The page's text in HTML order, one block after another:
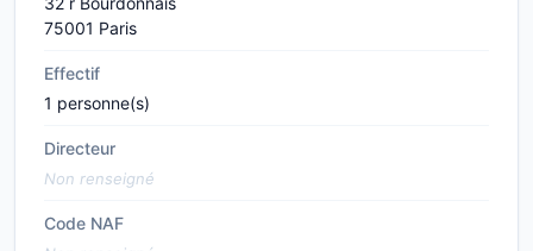
75001 Paris
Effectif
1 personne(s)
Directeur
Non renseigné
Code NAF